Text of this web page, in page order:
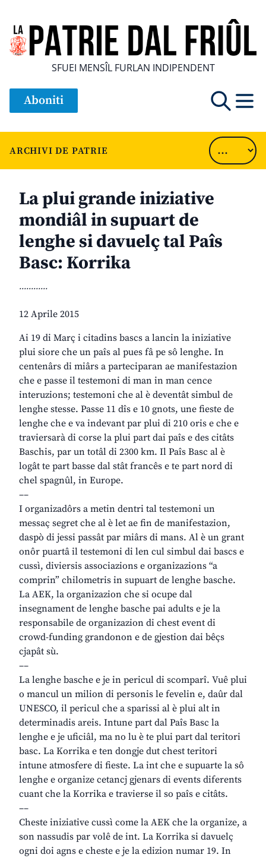
SFUEI MENSÎL FURLAN INDIPENDENT
Aboniti
ARCHIVI DE PATRIE
La plui grande iniziative
mondiâl in supuart de
lenghe si davuelç tal Paîs
Basc: Korrika
............
12 Aprile 2015
Ai 19 di Març i citadins bascs a lancin la iniziative
plui siore che un paîs al pues fâ pe sô lenghe. In
centenârs di miârs a parteciparan ae manifestazion
che e passe il testemoni di man in man cence
interuzions; testemoni che al è deventât simbul de
lenghe stesse. Passe 11 dîs e 10 gnots, une fieste de
lenghe che e va indevant par plui di 210 oris e che e
traviersarà di corse la plui part dai paîs e des citâts
Baschis, par un totâl di 2300 km. Il Paîs Basc al è
logât te part basse dal stât francês e te part nord di
chel spagnûl, in Europe.
––
I organizadôrs a metin dentri tal testemoni un
messaç segret che al è let ae fin de manifestazion,
daspò di jessi passât par miârs di mans. Al è un grant
onôr puartâ il testemoni di len cul simbul dai bascs e
cussì, diviersis associazions e organizazions “a
comprin” chilometris in supuart de lenghe basche.
La AEK, la organizazion che si ocupe dal
insegnament de lenghe basche pai adults e je la
responsabile de organizazion di chest event di
crowd-funding grandonon e de gjestion dai bêçs
cjapât sù.
––
La lenghe basche e je in pericul di scomparî. Vuê plui
o mancul un milion di personis le fevelin e, daûr dal
UNESCO, il pericul che a sparissi al è plui alt in
determinadis areis. Intune part dal Paîs Basc la
lenghe e je uficiâl, ma no lu è te plui part dal teritori
basc. La Korrika e ten dongje dut chest teritori
intune atmosfere di fieste. La int che e supuarte la sô
lenghe e organize cetancj gjenars di events diferents
cuant che la Korrika e travierse il so paîs e citâts.
––
Cheste iniziative cussì come la AEK che la organize, a
son nassudis par volê de int. La Korrika si davuelç
ogni doi agns e cheste e je la edizion numar 19. In